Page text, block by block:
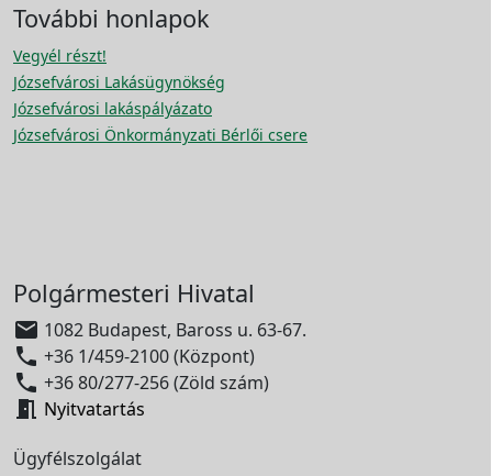
További honlapok
Vegyél részt!
Józsefvárosi Lakásügynökség
Józsefvárosi lakáspályázato
Józsefvárosi Önkormányzati Bérlői csere
Polgármesteri Hivatal
 1082 Budapest, Baross u. 63-67.
 +36 1/459-2100 (Központ)
 +36 80/277-256 (Zöld szám)
 Nyitvatartás
Ügyfélszolgálat